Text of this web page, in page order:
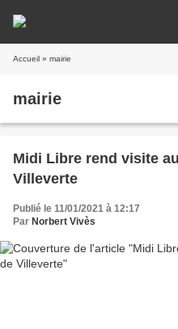
Accueil » mairie
mairie
Midi Libre rend visite
Villeverte
Publié le 11/01/2021 à 12:17
Par Norbert Vivès